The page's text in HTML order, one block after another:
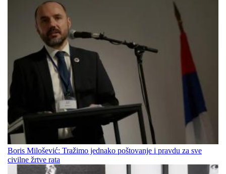
Boris Milošević: Tražimo jednako poštovanje i pravdu za sve
civilne žrtve rata